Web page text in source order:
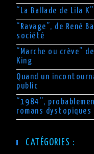
“La Ballade de Lila
“Ravage”, de René
société
“Marche ou crève”
King
Quand un
public
“1984”,
romans dystopiques
CATÉGORIES :